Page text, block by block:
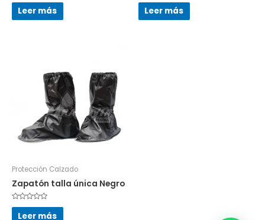
de
Leer más
de
Leer más
Protección Calzado
Zapatón talla única Negro
Valorado
Leer más